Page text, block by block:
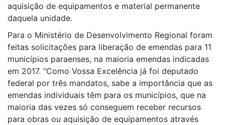
aquisição de equipamentos e material permanente
daquela unidade.
Para o Ministério de Desenvolvimento Regional foram
feitas solicitações para liberação de emendas para 11
municípios paraenses, na maioria emendas indicadas
em 2017. “Como Vossa Excelência já foi deputado
federal por três mandatos, sabe a importância que as
emendas individuais têm para os municípios, que na
maioria das vezes só conseguem receber recursos
para obras ou aquisição de equipamentos através